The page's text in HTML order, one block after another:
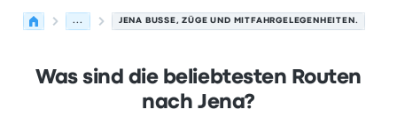
... JENA BUSSE, ZÜGE UND MITFAHRGELEGENHEITEN.
Was sind die beliebtesten Routen
nach Jena?